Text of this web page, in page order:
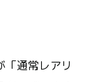
「通常レアリ